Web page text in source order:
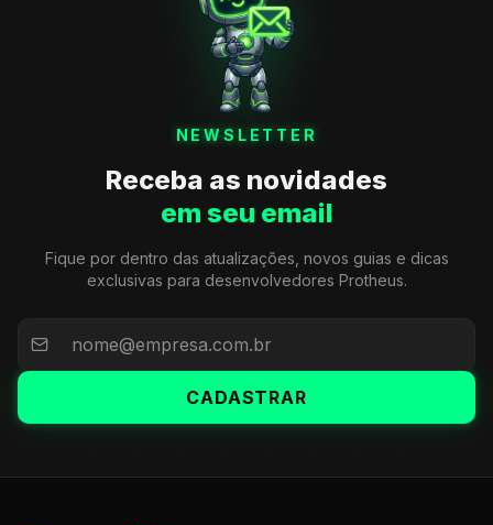
NEWSLETTER
Receba as novidades
em seu email
Fique por dentro das atualizações, novos guias e dicas
exclusivas para desenvolvedores Protheus.
CADASTRAR